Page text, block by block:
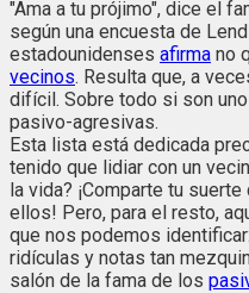
"Ama a tu prójimo", dice el
según una encuesta de
estadounidenses afirma no
vecinos. Resulta que, a
difícil. Sobre todo si son
pasivo-agresivas.
Esta lista está dedicada
tenido que lidiar con un
la vida? ¡Comparte tu
ellos! Pero, para el resto,
que nos podemos
ridículas y notas tan
salón de la fama de los